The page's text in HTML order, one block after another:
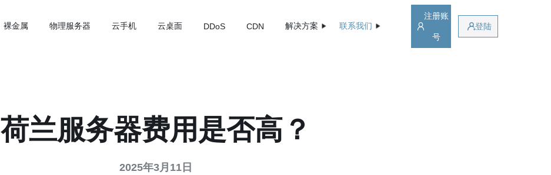
裸金属 物理服务器 云手机 云桌面 DDoS CDN 解决方案 联系我们
注册账
号
登陆
荷兰服务器费用是否高？
2025年3月11日